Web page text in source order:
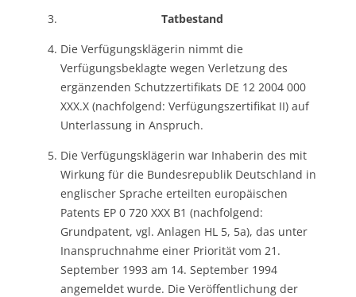
Tatbestand
Die Verfügungsklägerin nimmt die
Verfügungsbeklagte wegen Verletzung des
ergänzenden Schutzzertifikats DE 12 2004 000
XXX.X (nachfolgend: Verfügungszertifikat II) auf
Unterlassung in Anspruch.
Die Verfügungsklägerin war Inhaberin des mit
Wirkung für die Bundesrepublik Deutschland in
englischer Sprache erteilten europäischen
Patents EP 0 720 XXX B1 (nachfolgend:
Grundpatent, vgl. Anlagen HL 5, 5a), das unter
Inanspruchnahme einer Priorität vom 21.
September 1993 am 14. September 1994
angemeldet wurde. Die Veröffentlichung der